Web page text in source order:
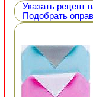
Указать рецепт
Подобрать